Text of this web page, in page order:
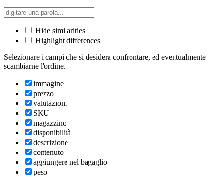
Hide similarities
Highlight differences
Selezionare i campi che si desidera confrontare, ed eventualmente
scambiarne l'ordine.
immagine
prezzo
valutazioni
SKU
magazzino
disponibilità
descrizione
contenuto
aggiungere nel bagaglio
peso